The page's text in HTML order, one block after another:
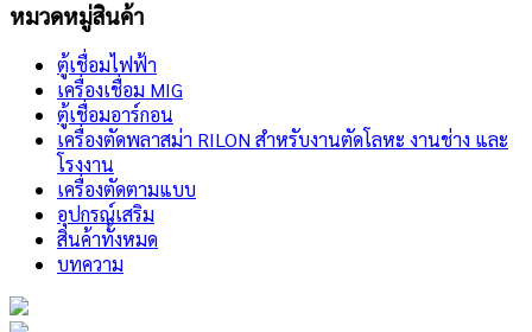
หมวดหมู่สินค้า
ตู้เชื่อมไฟฟ้า
เครื่องเชื่อม MIG
ตู้เชื่อมอาร์กอน
เครื่องตัดพลาสม่า RILON สำหรับงานตัดโลหะ งานช่าง และ
โรงงาน
เครื่องตัดตามแบบ
อุปกรณ์เสริม
สินค้าทั้งหมด
บทความ